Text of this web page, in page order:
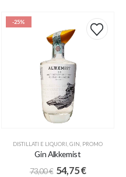
-25%
DISTILLATI E LIQUORI GIN PROMO
Gin Alkkemist
73,00€ 54,75€